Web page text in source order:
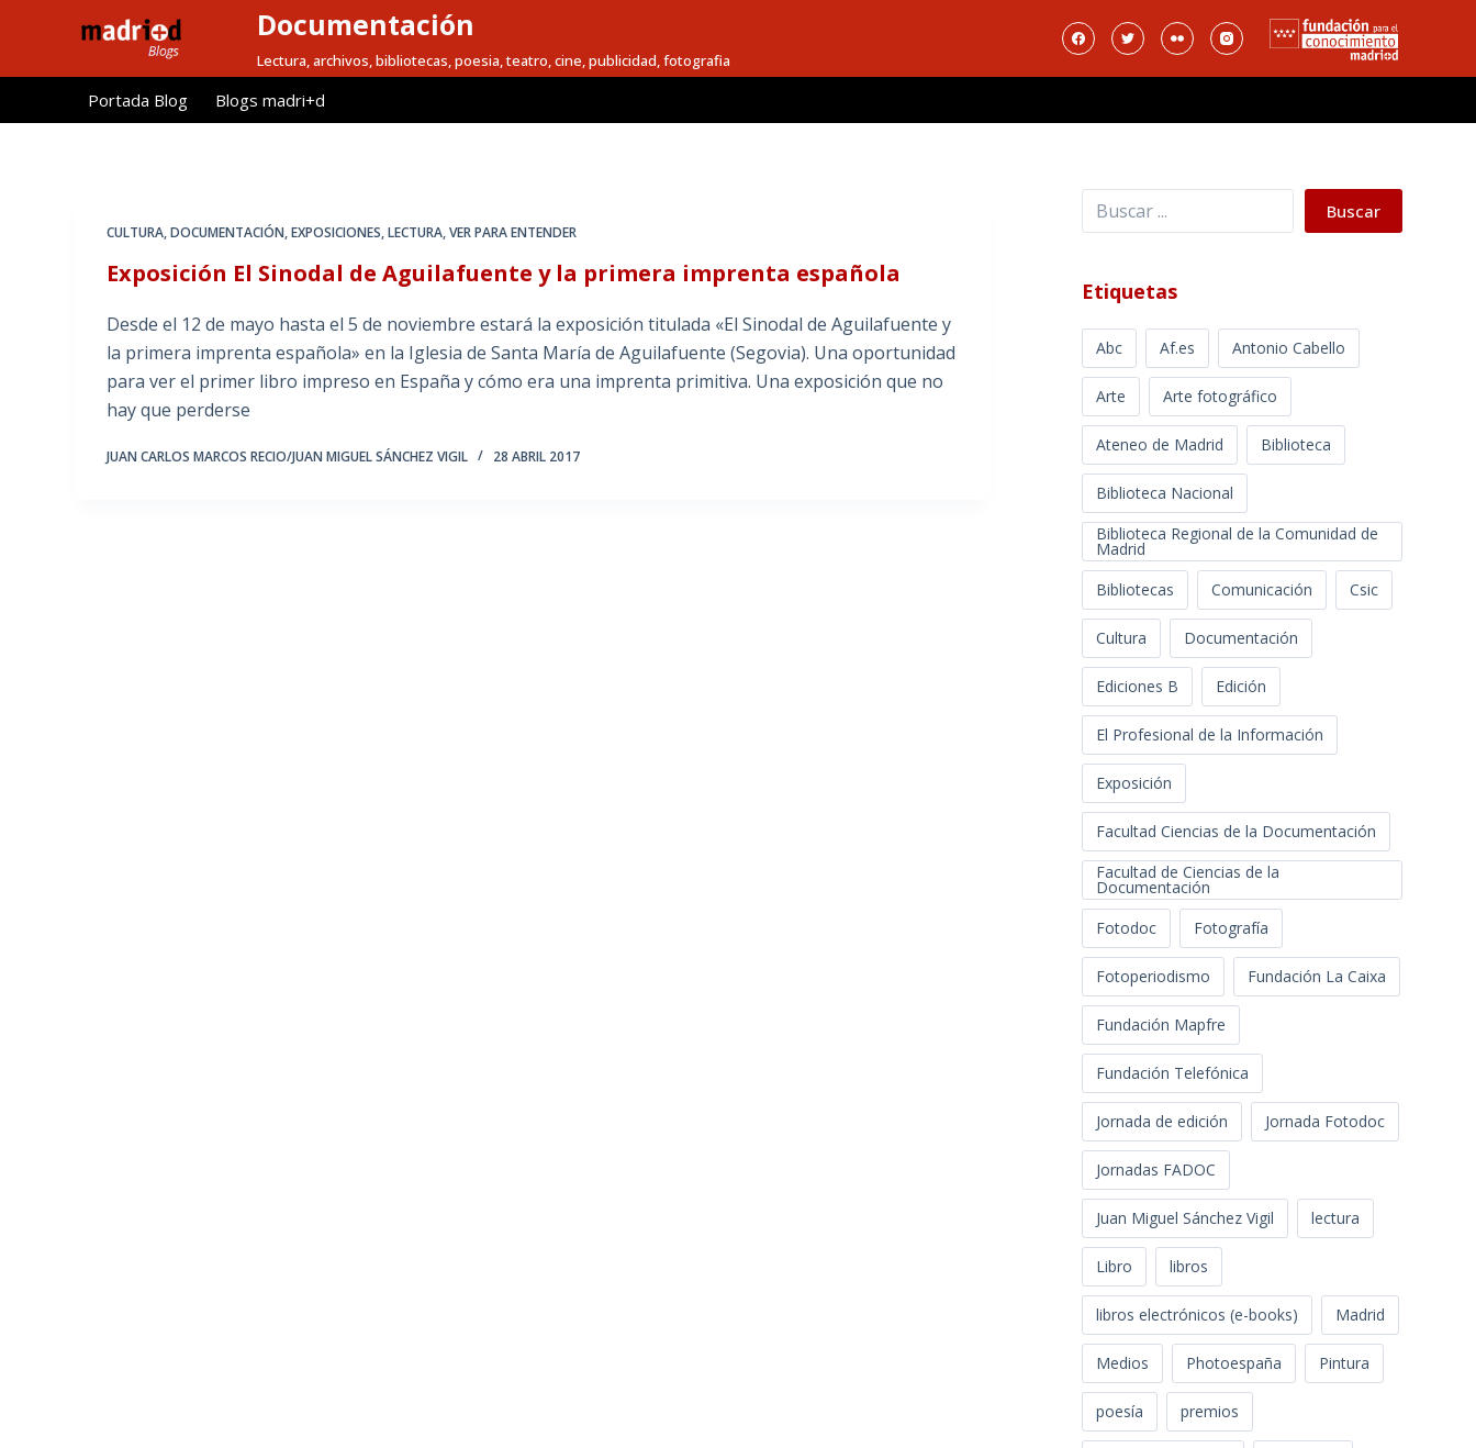
l
Documentación
Lectura, archivos, bibliotecas, poesia, teatro, cine, publicidad, fotografia
Portada Blog Blogs madri+d
CULTURA,DOCUMENTACIÓN,EXPOSICIONES,LECTURA,VER PARA ENTENDER
Exposición El Sinodal de Aguilafuente y la primera imprenta española
Desde el 12 de mayo hasta el 5 de noviembre estará la exposición titulada «El Sinodal de Aguilafuente y
la primera imprenta española» en la Iglesia de Santa María de Aguilafuente (Segovia). Una oportunidad
para ver el primer libro impreso en España y cómo era una imprenta primitiva. Una exposición que no
hay que perderse
JUAN CARLOS MARCOS RECIO/JUAN MIGUEL SÁNCHEZ VIGIL 28 ABRIL 2017
Buscar Buscar
Etiquetas
Abc Af.es Antonio Cabello
Arte Arte fotográfico
Ateneo de Madrid Biblioteca
Biblioteca Nacional
Biblioteca Regional de la Comunidad de
Madrid
Bibliotecas
Comunicación Csic
Cultura Documentación
Ediciones B Edición
El Profesional de la Información
Exposición
Facultad Ciencias de la Documentación
Facultad de Ciencias de la
Documentación
Fotodoc
Fotografía
Fotoperiodismo Fundación La Caixa
Fundación Mapfre
Fundación Telefónica
Jornada de edición Jornada Fotodoc
Jornadas FADOC
Juan Miguel Sánchez Vigil lectura
Libro libros
libros electrónicos (e-books) Madrid
Medios Photoespaña Pintura
poesía premios